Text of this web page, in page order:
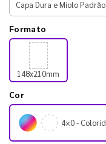
Formato
148x210mm
Cor
4×0 -